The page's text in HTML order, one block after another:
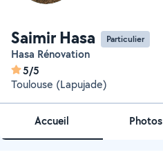
Saimir Hasa Particulier
Hasa Rénovation
5/5
Toulouse (Lapujade)
Accueil Photos